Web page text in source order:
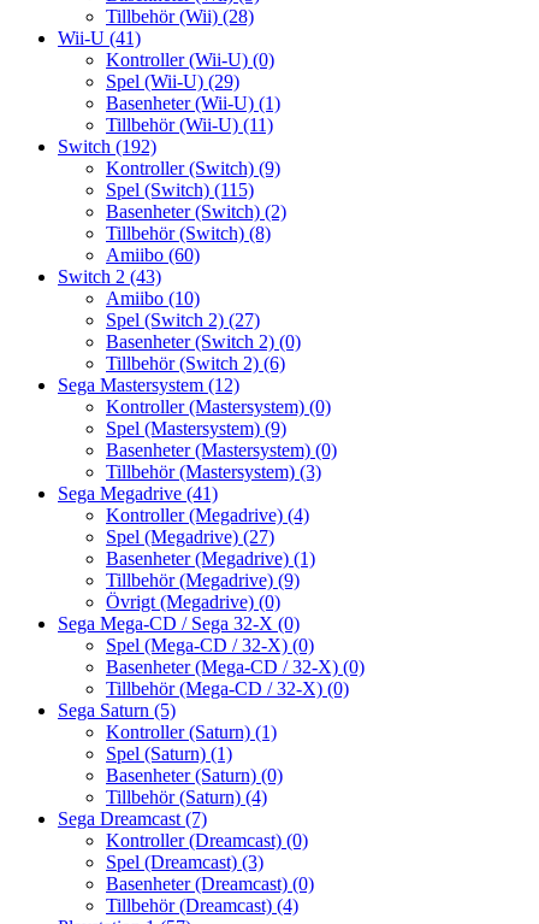
Tillbehör (Wii) (28)
Wii-U (41)
Kontroller (Wii-U) (0)
Spel (Wii-U) (29)
Basenheter (Wii-U) (1)
Tillbehör (Wii-U) (11)
Switch (192)
Kontroller (Switch) (9)
Spel (Switch) (115)
Basenheter (Switch) (2)
Tillbehör (Switch) (8)
Amiibo (60)
Switch 2 (43)
Amiibo (10)
Spel (Switch 2) (27)
Basenheter (Switch 2) (0)
Tillbehör (Switch 2) (6)
Sega Mastersystem (12)
Kontroller (Mastersystem) (0)
Spel (Mastersystem) (9)
Basenheter (Mastersystem) (0)
Tillbehör (Mastersystem) (3)
Sega Megadrive (41)
Kontroller (Megadrive) (4)
Spel (Megadrive) (27)
Basenheter (Megadrive) (1)
Tillbehör (Megadrive) (9)
Övrigt (Megadrive) (0)
Sega Mega-CD / Sega 32-X (0)
Spel (Mega-CD / 32-X) (0)
Basenheter (Mega-CD / 32-X) (0)
Tillbehör (Mega-CD / 32-X) (0)
Sega Saturn (5)
Kontroller (Saturn) (1)
Spel (Saturn) (1)
Basenheter (Saturn) (0)
Tillbehör (Saturn) (4)
Sega Dreamcast (7)
Kontroller (Dreamcast) (0)
Spel (Dreamcast) (3)
Basenheter (Dreamcast) (0)
Tillbehör (Dreamcast) (4)